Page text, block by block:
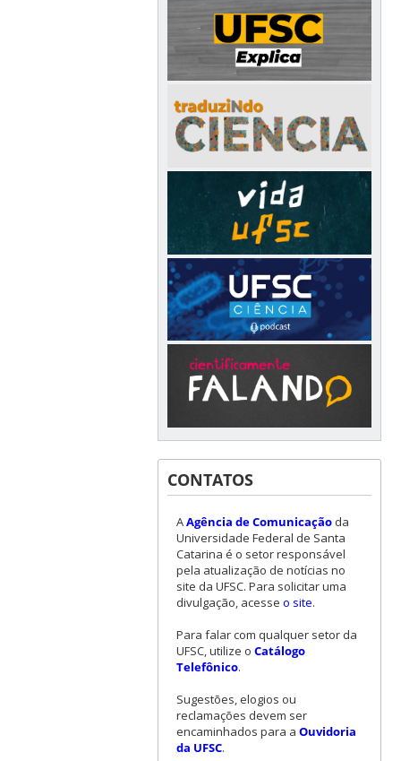
CONTATOS
AAgência de Comunicaçãoda
Universidade Federal de Santa
Catarina é o setor responsável
pela atualização de notícias no
site da UFSC. Para solicitar uma
divulgação, acesse o site.
Para falar com qualquer setor da
UFSC, utilize o Catálogo
Telefônico.
Sugestões, elogios ou
reclamações devem ser
encaminhados para a Ouvidoria
da UFSC.